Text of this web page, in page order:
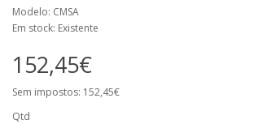
Modelo: CMSA
Em stock: Existente
152,45€
Sem impostos: 152,45€
Qtd